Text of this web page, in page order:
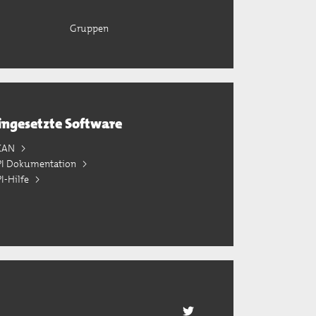
Gruppen
Software
Dokumentation
Hilfe